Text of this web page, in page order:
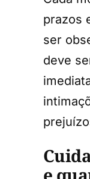
prazos
ser
deve